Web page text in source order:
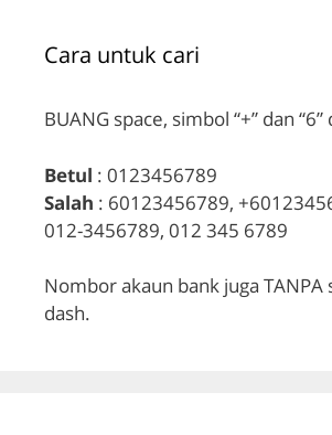
Cara untuk cari
BUANG space, simbol “+” dan
Betul : 0123456789
Salah : 60123456789,
012-3456789, 012 345 6789
Nombor akaun bank juga TANPA
dash.